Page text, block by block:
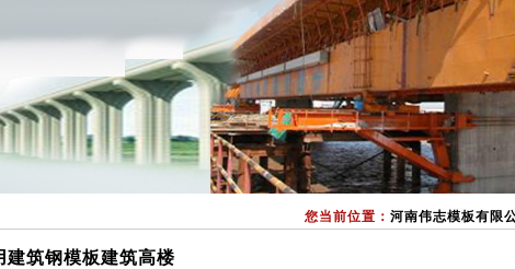
您当前位置： 河南伟志模板有限
建筑钢模板建筑高楼